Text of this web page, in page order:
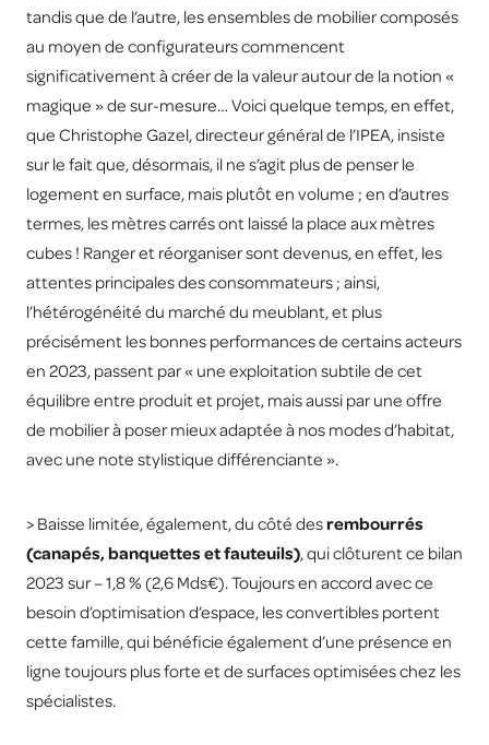
tandis que de l’autre, les ensembles de mobilier composés
au moyen de configurateurs commencent
significativement à créer de la valeur autour de la notion «
magique » de sur-mesure… Voici quelque temps, en effet,
que Christophe Gazel, directeur général de l’IPEA, insiste
sur le fait que, désormais, il ne s’agit plus de penser le
logement en surface, mais plutôt en volume ; en d’autres
termes, les mètres carrés ont laissé la place aux mètres
cubes ! Ranger et réorganiser sont devenus, en effet, les
attentes principales des consommateurs ; ainsi,
l’hétérogénéité du marché du meublant, et plus
précisément les bonnes performances de certains acteurs
en 2023, passent par « une exploitation subtile de cet
équilibre entre produit et projet, mais aussi par une offre
de mobilier à poser mieux adaptée à nos modes d’habitat,
avec une note stylistique différenciante ».
> Baisse limitée, également, du côté desrembourrés
(canapés, banquettes et fauteuils), qui clôturent ce bilan
2023 sur – 1,8 % (2,6 Mds€). Toujours en accord avec ce
besoin d’optimisation d’espace, les convertibles portent
cette famille, qui bénéficie également d’une présence en
ligne toujours plus forte et de surfaces optimisées chez les
spécialistes.